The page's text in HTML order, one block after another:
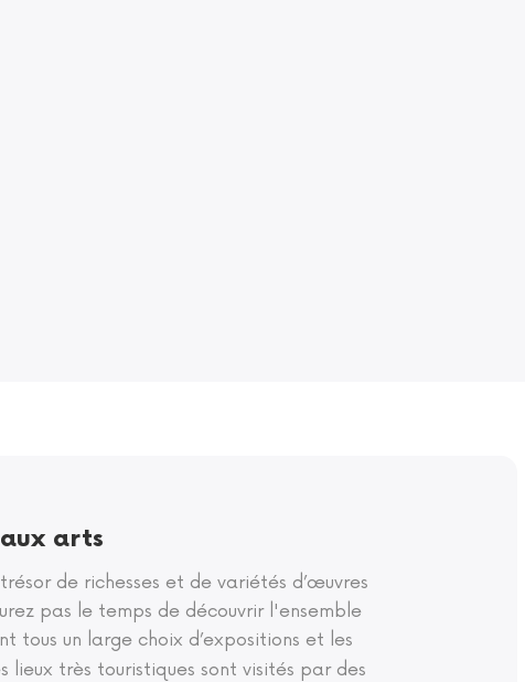
arts
de richesses et de variétés d’œuvres
pas le temps de découvrir l'ensemble
tous un large choix d’expositions et les
lieux très touristiques sont visités par des